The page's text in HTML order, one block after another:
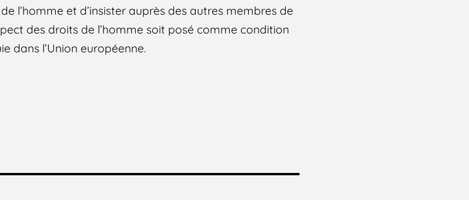
l’homme et d’insister auprès des autres membres de
des droits de l’homme soit posé comme condition
dans l’Union européenne.